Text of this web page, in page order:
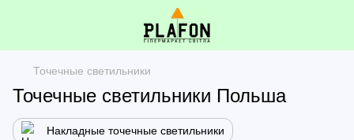
Точечные светильники
Точечные светильники Польша
Накладные точечные светильники